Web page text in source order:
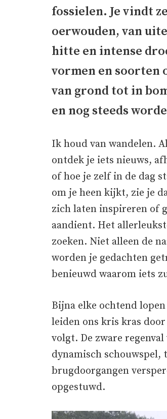
fossielen. Je vindt
oerwouden, van
hitte en intense
vormen en soorten
van grond tot in
en nog steeds
Ik houd van wandelen.
ontdek je iets nieuws,
of hoe je zelf in de dag
om je heen kijkt, zie je
zich laten inspireren of
aandient. Het
zoeken. Niet alleen de
worden je gedachten
benieuwd waarom iets
Bijna elke ochtend
leiden ons kris kras
volgt. De zware
dynamisch schouwspel,
brugdoorgangen
opgestuwd.